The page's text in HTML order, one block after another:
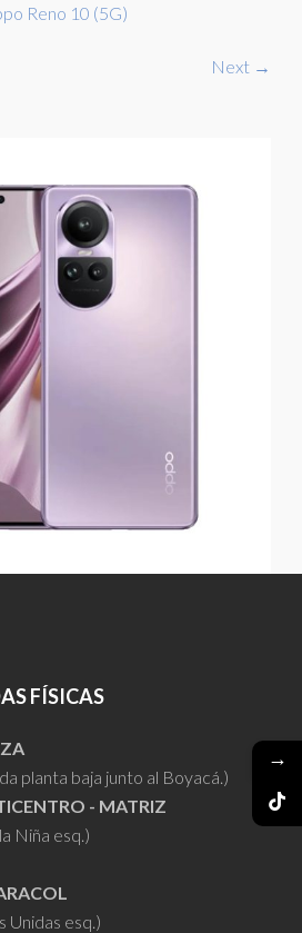
Reno 10 (5G)
Next →
FÍSICAS
planta baja junto al Boyacá.)
- MATRIZ
Niña esq.)
Unidas esq.)
→